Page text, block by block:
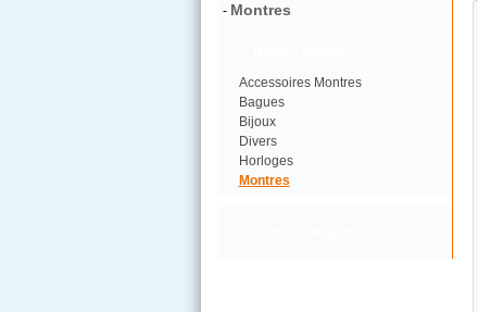
- Montres
Accessoires Montres
Bagues
Bijoux
Divers
Horloges
Montres